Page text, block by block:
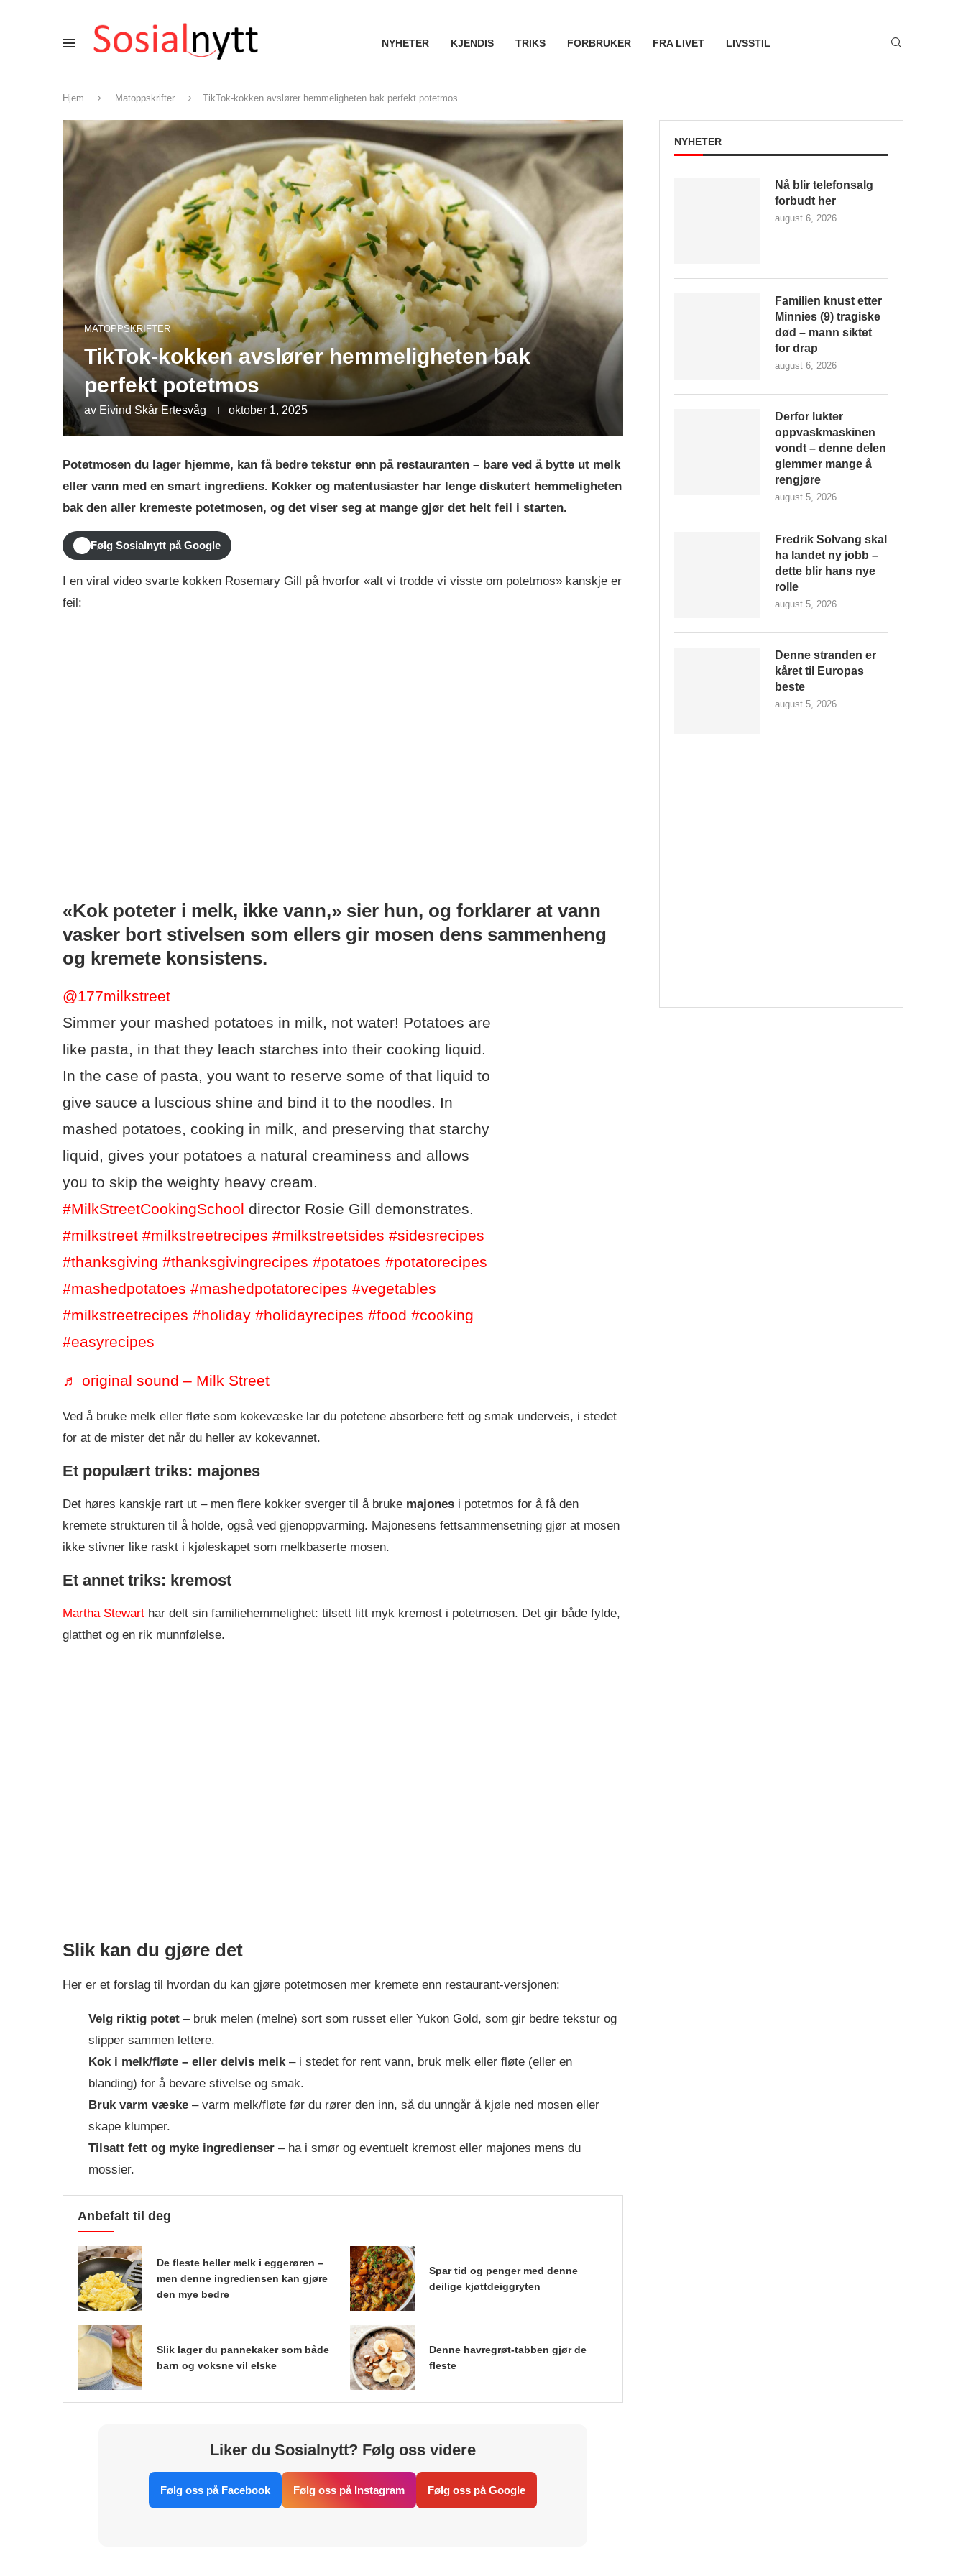
NYHETER KJENDIS TRIKS FORBRUKER FRA LIVET LIVSSTIL
Hjem Matoppskrifter TikTok-kokken avslører hemmeligheten bak perfekt potetmos
MATOPPSKRIFTER
TikTok-kokken avslører hemmeligheten bak
perfekt potetmos
av Eivind Skår Ertesvåg oktober 1, 2025
Potetmosen du lager hjemme, kan få bedre tekstur enn på restauranten – bare ved å bytte ut melk
eller vann med en smart ingrediens. Kokker og matentusiaster har lenge diskutert hemmeligheten
bak den aller kremeste potetmosen, og det viser seg at mange gjør det helt feil i starten.
Følg Sosialnytt på Google
I en viral video svarte kokken Rosemary Gill på hvorfor «alt vi trodde vi visste om potetmos» kanskje er
feil:
«Kok poteter i melk, ikke vann,» sier hun, og forklarer at vann
vasker bort stivelsen som ellers gir mosen dens sammenheng
og kremete konsistens.
@177milkstreet
Simmer your mashed potatoes in milk, not water! Potatoes are
like pasta, in that they leach starches into their cooking liquid.
In the case of pasta, you want to reserve some of that liquid to
give sauce a luscious shine and bind it to the noodles. In
mashed potatoes, cooking in milk, and preserving that starchy
liquid, gives your potatoes a natural creaminess and allows
you to skip the weighty heavy cream.
#MilkStreetCookingSchool director Rosie Gill demonstrates.
#milkstreet #milkstreetrecipes #milkstreetsides #sidesrecipes
#thanksgiving #thanksgivingrecipes #potatoes #potatorecipes
#mashedpotatoes #mashedpotatorecipes #vegetables
#milkstreetrecipes #holiday #holidayrecipes #food #cooking
#easyrecipes
♬ original sound – Milk Street
Ved å bruke melk eller fløte som kokevæske lar du potetene absorbere fett og smak underveis, i stedet
for at de mister det når du heller av kokevannet.
Et populært triks: majones
Det høres kanskje rart ut – men flere kokker sverger til å bruke majones i potetmos for å få den
kremete strukturen til å holde, også ved gjenoppvarming. Majonesens fettsammensetning gjør at mosen
ikke stivner like raskt i kjøleskapet som melkbaserte mosen.
Et annet triks: kremost
Martha Stewart har delt sin familiehemmelighet: tilsett litt myk kremost i potetmosen. Det gir både fylde,
glatthet og en rik munnfølelse.
Slik kan du gjøre det
Her er et forslag til hvordan du kan gjøre potetmosen mer kremete enn restaurant-versjonen:
Velg riktig potet – bruk melen (melne) sort som russet eller Yukon Gold, som gir bedre tekstur og
slipper sammen lettere.
Kok i melk/fløte – eller delvis melk – i stedet for rent vann, bruk melk eller fløte (eller en
blanding) for å bevare stivelse og smak.
Bruk varm væske – varm melk/fløte før du rører den inn, så du unngår å kjøle ned mosen eller
skape klumper.
Tilsatt fett og myke ingredienser – ha i smør og eventuelt kremost eller majones mens du
mossier.
Anbefalt til deg
De fleste heller melk i eggerøren –
men denne ingrediensen kan gjøre
den mye bedre
Spar tid og penger med denne
deilige kjøttdeiggryten
Slik lager du pannekaker som både
barn og voksne vil elske
Denne havregrøt-tabben gjør de
fleste
Liker du Sosialnytt? Følg oss videre
Følg oss på Facebook Følg oss på Instagram Følg oss på Google
NYHETER
Nå blir telefonsalg
forbudt her
august 6, 2026
Familien knust etter
Minnies (9) tragiske
død – mann siktet
for drap
august 6, 2026
Derfor lukter
oppvaskmaskinen
vondt – denne delen
glemmer mange å
rengjøre
august 5, 2026
Fredrik Solvang skal
ha landet ny jobb –
dette blir hans nye
rolle
august 5, 2026
Denne stranden er
kåret til Europas
beste
august 5, 2026